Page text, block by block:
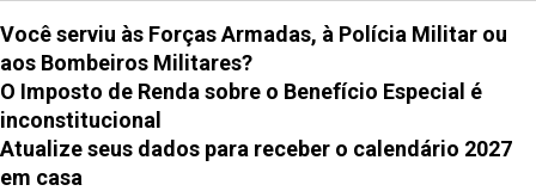
Você serviu às Forças Armadas, à Polícia Militar ou
aos Bombeiros Militares?
O Imposto de Renda sobre o Benefício Especial é
inconstitucional
Atualize seus dados para receber o calendário 2027
em casa